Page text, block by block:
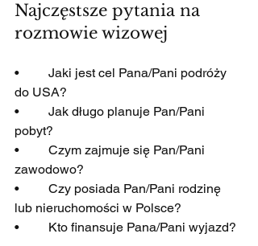
Najczęstsze pytania na
rozmowie wizowej
•         Jaki jest cel Pana/Pani podróży
do USA?
•         Jak długo planuje Pan/Pani
pobyt?
•         Czym zajmuje się Pan/Pani
zawodowo?
•         Czy posiada Pan/Pani rodzinę
lub nieruchomości w Polsce?
•         Kto finansuje Pana/Pani wyjazd?